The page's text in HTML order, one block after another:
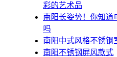
彩的艺术品
南阳​长姿势！你知道
吗
南阳中式风格不锈钢
南阳不锈钢屏风款式